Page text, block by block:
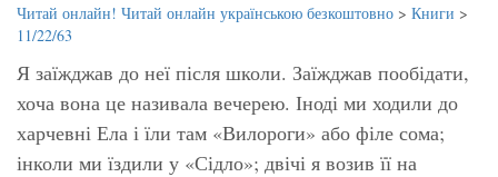
Читай онлайн! Читай онлайн українською безкоштовно > Книги >
11/22/63
Я заїжджав до неї після школи. Заїжджав пообідати,
хоча вона це називала вечерею. Іноді ми ходили до
харчевні Ела і їли там «Вилороги» або філе сома;
інколи ми їздили у «Сідло»; двічі я возив її на